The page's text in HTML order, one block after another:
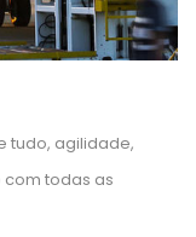
tudo, agilidade,
todas as